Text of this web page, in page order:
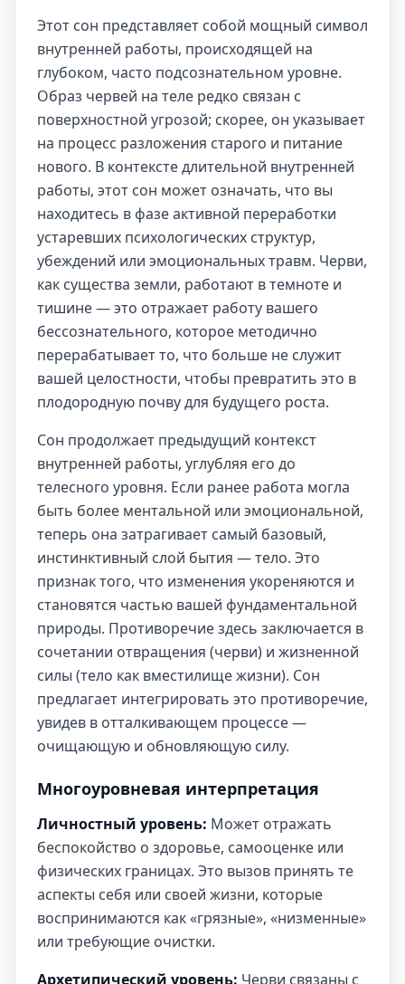
Этот сон представляет собой мощный символ
внутренней работы, происходящей на
глубоком, часто подсознательном уровне.
Образ червей на теле редко связан с
поверхностной угрозой; скорее, он указывает
на процесс разложения старого и питание
нового. В контексте длительной внутренней
работы, этот сон может означать, что вы
находитесь в фазе активной переработки
устаревших психологических структур,
убеждений или эмоциональных травм. Черви,
как существа земли, работают в темноте и
тишине — это отражает работу вашего
бессознательного, которое методично
перерабатывает то, что больше не служит
вашей целостности, чтобы превратить это в
плодородную почву для будущего роста.
Сон продолжает предыдущий контекст
внутренней работы, углубляя его до
телесного уровня. Если ранее работа могла
быть более ментальной или эмоциональной,
теперь она затрагивает самый базовый,
инстинктивный слой бытия — тело. Это
признак того, что изменения укореняются и
становятся частью вашей фундаментальной
природы. Противоречие здесь заключается в
сочетании отвращения (черви) и жизненной
силы (тело как вместилище жизни). Сон
предлагает интегрировать это противоречие,
увидев в отталкивающем процессе —
очищающую и обновляющую силу.
Многоуровневая интерпретация
Личностный уровень: Может отражать
беспокойство о здоровье, самооценке или
физических границах. Это вызов принять те
аспекты себя или своей жизни, которые
воспринимаются как «грязные», «низменные»
или требующие очистки.
Архетипический уровень: Черви связаны с